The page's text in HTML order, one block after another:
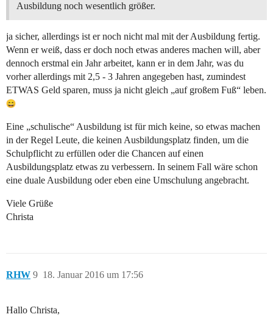
Ausbildung noch wesentlich größer.
ja sicher, allerdings ist er noch nicht mal mit der Ausbildung fertig.
Wenn er weiß, dass er doch noch etwas anderes machen will, aber
dennoch erstmal ein Jahr arbeitet, kann er in dem Jahr, was du
vorher allerdings mit 2,5 - 3 Jahren angegeben hast, zumindest
ETWAS Geld sparen, muss ja nicht gleich „auf großem Fuß“ leben.
Eine „schulische“ Ausbildung ist für mich keine, so etwas machen
in der Regel Leute, die keinen Ausbildungsplatz finden, um die
Schulpflicht zu erfüllen oder die Chancen auf einen
Ausbildungsplatz etwas zu verbessern. In seinem Fall wäre schon
eine duale Ausbildung oder eben eine Umschulung angebracht.
Viele Grüße
Christa
RHW 18. Januar 2016 um 17:56
9
Hallo Christa,